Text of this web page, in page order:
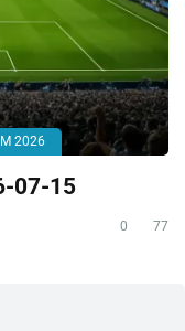
2026
07-15
0 77